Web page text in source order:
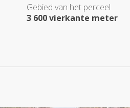
Gebied van het perceel
3 600 vierkante meter